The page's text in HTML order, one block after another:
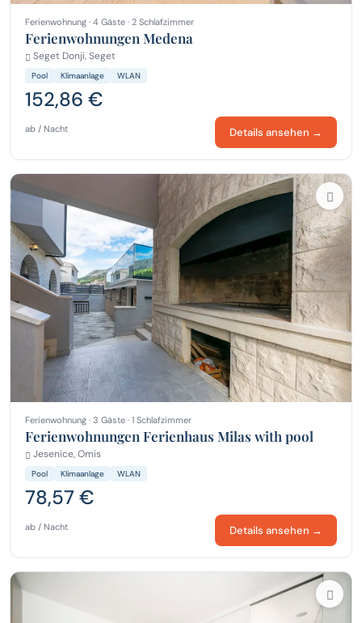
Ferienwohnung · 4 Gäste · 2 Schlafzimmer
Ferienwohnungen Medena
Seget Donji, Seget
Pool Klimaanlage WLAN
152,86 €
ab / Nacht Details ansehen →
Ferienwohnung · 3 Gäste · 1 Schlafzimmer
Ferienwohnungen Ferienhaus Milas with pool
Jesenice, Omis
Pool Klimaanlage WLAN
78,57 €
ab / Nacht Details ansehen →